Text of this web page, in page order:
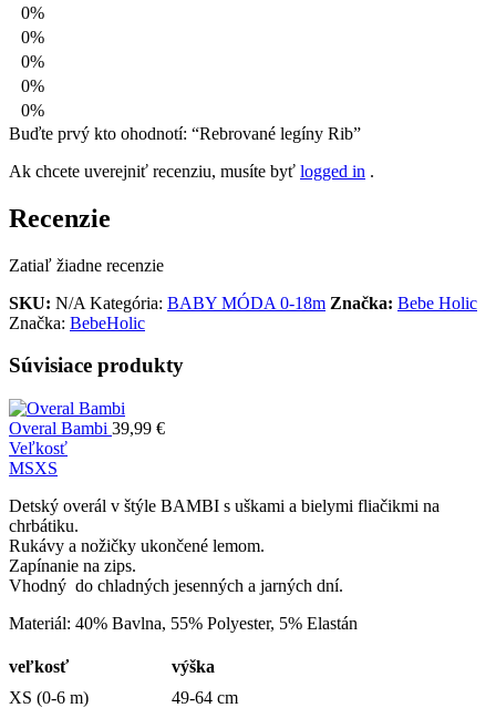
0%
0%
0%
0%
0%
Buďte prvý kto ohodnotí: “Rebrované legíny Rib”
Ak chcete uverejniť recenziu, musíte byť logged in .
Recenzie
Zatiaľ žiadne recenzie
SKU: N/A Kategória: BABY MÓDA 0-18m Značka: Bebe Holic
Značka: BebeHolic
Súvisiace produkty
Overal Bambi 39,99 €
Veľkosť
MSXS
Detský overál v štýle BAMBI s uškami a bielymi fliačikmi na
chrbátiku.
Rukávy a nožičky ukončené lemom.
Zapínanie na zips.
Vhodný do chladných jesenných a jarných dní.
Materiál: 40% Bavlna, 55% Polyester, 5% Elastán
veľkosť
výška
XS (0-6 m)
49-64 cm